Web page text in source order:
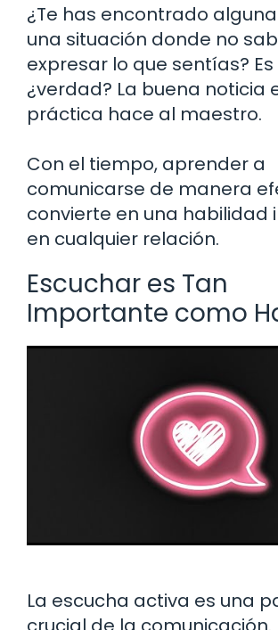
¿Te has encontrado
una situación donde no
expresar lo que sentías?
¿verdad? La buena noticia
práctica hace al maestro.
Con el tiempo, aprender a
comunicarse de manera
convierte en una habilidad
en cualquier relación.
Escuchar es Tan
Importante como
La escucha activa es una